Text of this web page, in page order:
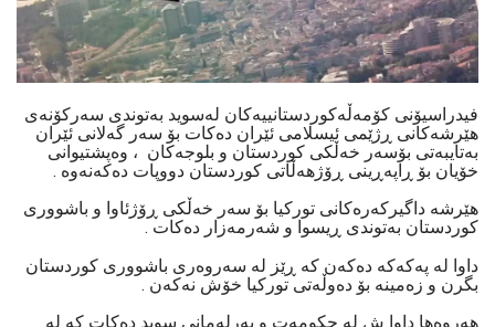
فیدراسیۆنی کۆمەڵەکوردستانییەكان لەسوید بەتوندی سەركۆنەی
هێرشەکانی ڕژێمی ئیسلامی ئێران دەکات بۆ سەر گەلانی ئێران
بەتایبەتی بۆسەر خەڵکی کوردستان و بلوجەكان ، وەپشتیوانی
خۆیان بۆ ڕاپەڕینی ڕۆژهەڵاتی کوردستان دووپات دەکەنەوە .
هێرشە داگیرکەرەکانی تورکیا بۆ سەر خەڵکی ڕۆژئاوا و باشووری
کوردستان بەتوندی ڕیسوا و شەرمەزار دەكات .
داوا لە پەکەکە دەکەن کە ڕێز لە سەروەری باشووری کوردستان
بگرن و زەمینە بۆ دەوڵەتی تورکیا خۆش نەکەن .
هەروەها داوا ش لە حکومەت و پەرلەمانی سوید دەکات کە لە